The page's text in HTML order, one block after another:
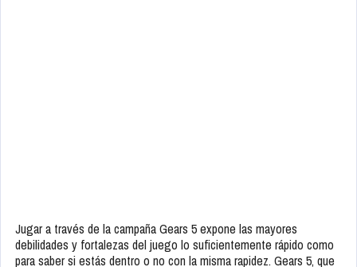
Jugar a través de la campaña Gears 5 expone las mayores
debilidades y fortalezas del juego lo suficientemente rápido como
para saber si estás dentro o no con la misma rapidez. Gears 5, que